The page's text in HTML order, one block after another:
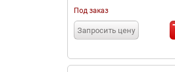
Под заказ
Запросить цену